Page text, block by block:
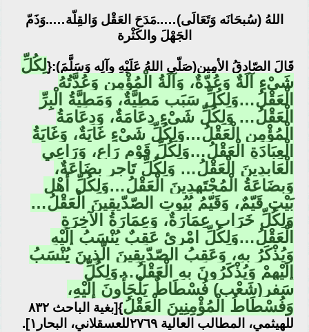
اللهُ (سُبحَانَه وَتَعَالَى)…..مَدَحَ العَقْل وَالقِلّة…..وَذَمّ
الجَهْلَ والكَثْرة
قَالَ الصّادقُ الأمِين(صَلّى اللهُ عَلَيْهِ وآلِه وَسَلَّمَ):{لِكُلِّ
شَيْءٍ آلَةٌ وَعُدّةٌ، وَآلَةُ الْمُؤْمِنِ وَعُدَّتُهُ
الْعَقْلُ…وَلِكُلِّ سَبَبٍ مَطِيَّةٌ، وَمَطِيَّةُ الْبِرِّ
الْعَقْلُ… وَلِكُلِّ شَيْءٍ دِعَامَةٌ، وَدِعَامَةُ
الْمُؤْمِنِ الْعَقْلُ…وَلِكُلِّ شَيْءٍ غَايَةٌ، وَغَايَةُ
الْعِبَادَةِ الْعَقْلُ…وَلِكُلِّ قَوْمٍ رَاعٍ، وَرَاعِي
الْعَابِدِينَ الْعَقْلُ… وَلِكُلِّ تَاجِرٍ بِضَاعَةٌ،
وَبِضَاعَةُ الْمُجْتَهِدِينَ الْعَقْلُ…وَلِكُلِّ أَهْلِ
بَيْتٍ قَيّمٌ، وَقَيّمُ بُيُوتِ الصّدّيقِينَ الْعَقْلُ…
وَلِكُلِّ خَرَابٍ عِمَارَةٌ، وَعِمَارَةُ الآخِرَةِ
الْعَقْلُ…وَلِكُلِّ امْرِئٍ عَقِبٌ يُنْسَبُ إلَيْهِ
وَيُذْكَرُ بِهِ، وَعَقِبُ الصّدّيقِينَ الّذِينَ يُنْسَبُ
إلَيْهِمْ وَيُذْكَرُونَ بِهِ الْعَقْلُ…وَلِكُلِّ
سَفرٍ(شَعْبٍ) فُسْطَاطٌ يَلْجَأُونَ إلَيْهِ،
وَفُسْطَاطُ الْمُؤْمِنِينَ الْعَقْلُ
}[بغية الباحث ٨٣٢
للهيثمي، المطالب العالية ٢٧٦٩للعسقلاني، البحار١].